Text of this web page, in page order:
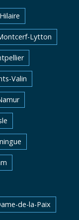
Lytton
Valin
de-la-Paix